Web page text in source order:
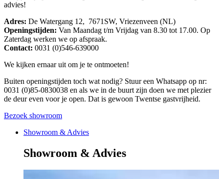
advies!
Adres: De Watergang 12, 7671SW, Vriezenveen (NL)
Openingstijden: Van Maandag t/m Vrijdag van 8.30 tot 17.00. Op
Zaterdag werken we op afspraak.
Contact: 0031 (0)546-639000
We kijken ernaar uit om je te ontmoeten!
Buiten openingstijden toch wat nodig? Stuur een Whatsapp op nr:
0031 (0)85-0830038 en als we in de buurt zijn doen we met plezier
de deur even voor je open. Dat is gewoon Twentse gastvrijheid.
Bezoek showroom
Showroom & Advies
Showroom & Advies